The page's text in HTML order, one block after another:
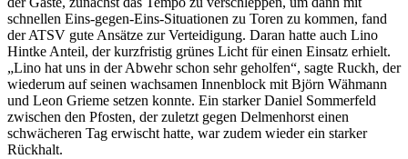
schnellen Eins-gegen-Eins-Situationen zu Toren zu kommen, fand
der ATSV gute Ansätze zur Verteidigung. Daran hatte auch Lino
Hintke Anteil, der kurzfristig grünes Licht für einen Einsatz erhielt.
„Lino hat uns in der Abwehr schon sehr geholfen“, sagte Ruckh, der
wiederum auf seinen wachsamen Innenblock mit Björn Wähmann
und Leon Grieme setzen konnte. Ein starker Daniel Sommerfeld
zwischen den Pfosten, der zuletzt gegen Delmenhorst einen
schwächeren Tag erwischt hatte, war zudem wieder ein starker
Rückhalt.